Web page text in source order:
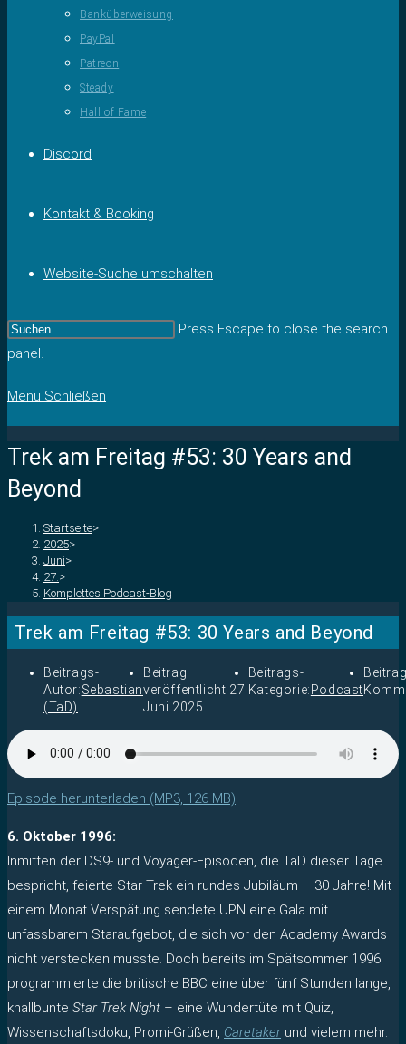
Banküberweisung
PayPal
Patreon
Steady
Hall of Fame
Discord
Kontakt & Booking
Website-Suche umschalten
Press Escape to close the search
panel.
Menü Schließen
Trek am Freitag #53: 30 Years and
Beyond
Startseite>
2025>
Juni>
27. >
Komplettes Podcast-Blog
Trek am Freitag #53: 30 Years and Beyond
Beitrags-
Autor:Sebastian
(TaD)
Beitrag
veröffentlicht:27.
Juni 2025
Beitrags-
Kategorie: Podcast
Episode herunterladen (MP3, 126 MB)
6. Oktober 1996:
Inmitten der DS9- und Voyager-Episoden, die TaD dieser Tage
bespricht, feierte Star Trek ein rundes Jubiläum – 30 Jahre! Mit
einem Monat Verspätung sendete UPN eine Gala mit
unfassbarem Staraufgebot, die sich vor den Academy Awards
nicht verstecken musste. Doch bereits im Spätsommer 1996
programmierte die britische BBC eine über fünf Stunden lange,
knallbunte Star Trek Night – eine Wundertüte mit Quiz,
Wissenschaftsdoku, Promi-Grüßen, Caretakerund vielem mehr.